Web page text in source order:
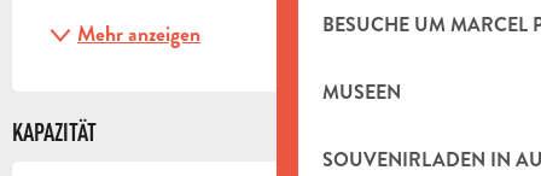
BESUCHE UM MARCEL
MUSEEN
SOUVENIRLADEN IN
Mehr anzeigen
KAPAZITÄT